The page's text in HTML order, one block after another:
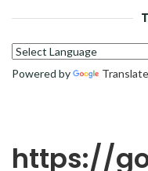
Powered by Translate
https://